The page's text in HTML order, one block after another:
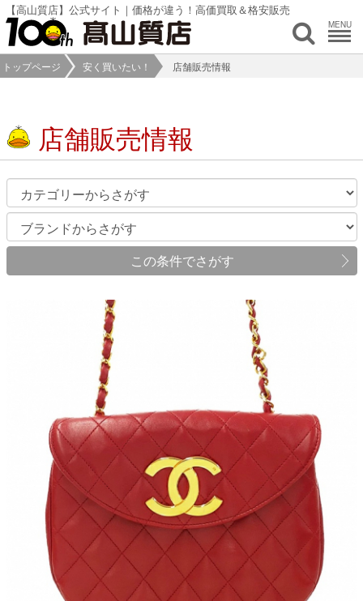
【高山質店】公式サイト｜価格が違う！高価買取＆格安販売
MENU
トップページ 安く買いたい！ 店舗販売情報
店舗販売情報
この条件でさがす